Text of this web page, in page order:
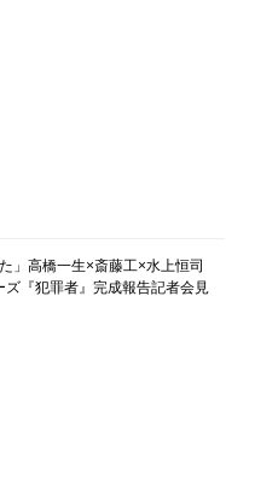
」高橋一生×斎藤工×水上恒司
『犯罪者』完成報告記者会見